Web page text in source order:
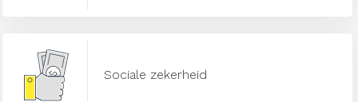
Sociale zekerheid